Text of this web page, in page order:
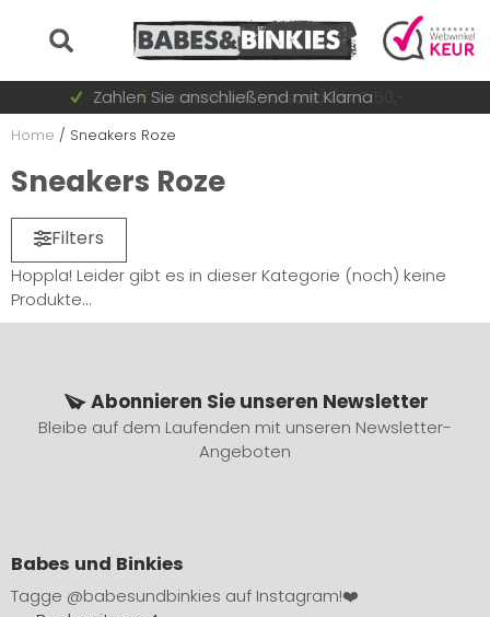
Zahlen Sie anschließend mit Klarna
Schnell wechselnde Sammlung
Kostenloser Versand ab € 50,-
Auf Lager = sofort versandt
Home / Sneakers Roze
Sneakers Roze
Filters
Hoppla! Leider gibt es in dieser Kategorie (noch) keine
Produkte...
Abonnieren Sie unseren Newsletter
Bleibe auf dem Laufenden mit unseren Newsletter-
Angeboten
Babes und Binkies
Tagge @babesundbinkies auf Instagram!❤️